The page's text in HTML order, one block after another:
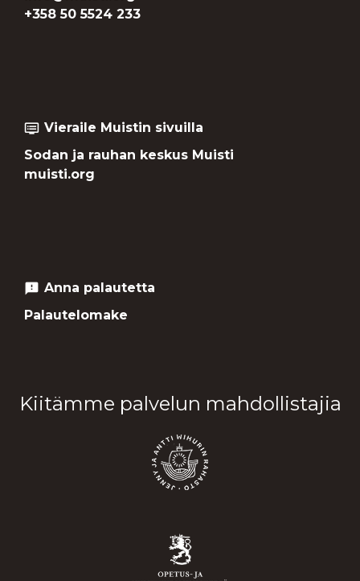
+358 50 5524 233
dvr Vieraile Muistin sivuilla
Sodan ja rauhan keskus Muisti
muisti.org
feedback Anna palautetta
Palautelomake
Kiitämme palvelun mahdollistajia